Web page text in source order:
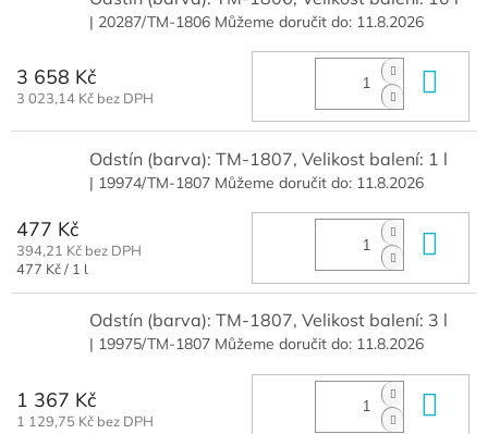
| 20287/TM-1806 Můžeme doručit do: 11.8.2026
3 658 Kč
3 023,14 Kč bez DPH
Odstín (barva): TM-1807, Velikost balení: 1 l
| 19974/TM-1807 Můžeme doručit do: 11.8.2026
477 Kč
394,21 Kč bez DPH
Měrná
477 Kč / 1 l
Odstín (barva): TM-1807, Velikost balení: 3 l
| 19975/TM-1807 Můžeme doručit do: 11.8.2026
1 367 Kč
1 129,75 Kč bez DPH